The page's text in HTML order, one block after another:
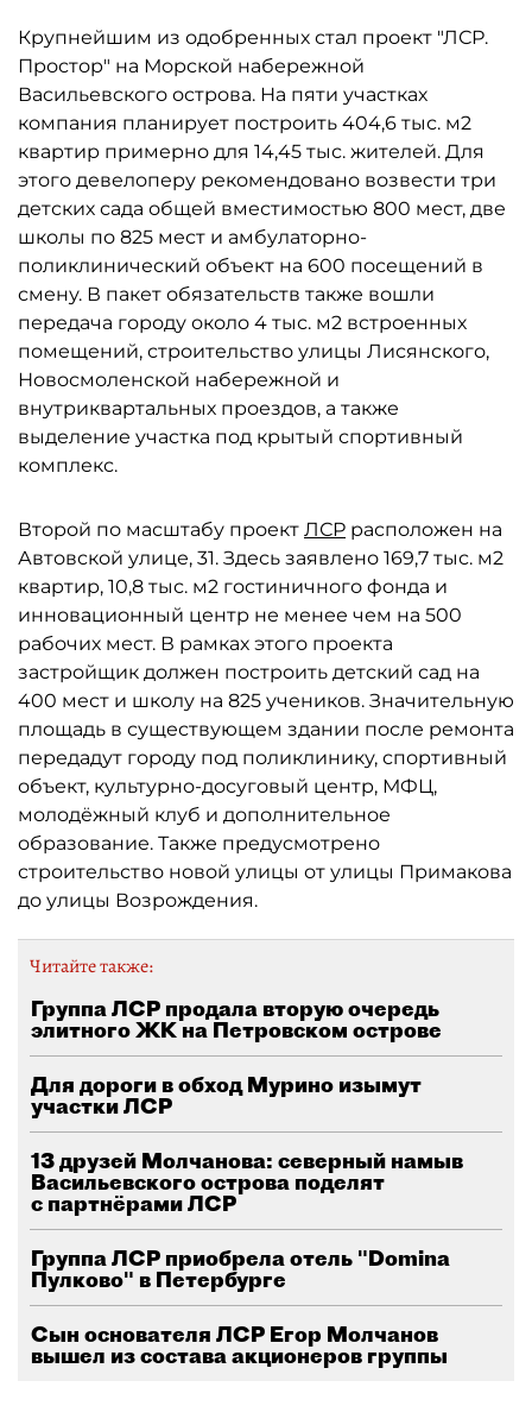
Крупнейшим из одобренных стал проект "ЛСР.
Простор" на Морской набережной
Васильевского острова. На пяти участках
компания планирует построить 404,6 тыс. м2
квартир примерно для 14,45 тыс. жителей. Для
этого девелоперу рекомендовано возвести три
детских сада общей вместимостью 800 мест, две
школы по 825 мест и амбулаторно-
поликлинический объект на 600 посещений в
смену. В пакет обязательств также вошли
передача городу около 4 тыс. м2 встроенных
помещений, строительство улицы Лисянского,
Новосмоленской набережной и
внутриквартальных проездов, а также
выделение участка под крытый спортивный
комплекс.
Второй по масштабу проект ЛСР расположен на
Автовской улице, 31. Здесь заявлено 169,7 тыс. м2
квартир, 10,8 тыс. м2 гостиничного фонда и
инновационный центр не менее чем на 500
рабочих мест. В рамках этого проекта
застройщик должен построить детский сад на
400 мест и школу на 825 учеников. Значительную
площадь в существующем здании после ремонта
передадут городу под поликлинику, спортивный
объект, культурно-досуговый центр, МФЦ,
молодёжный клуб и дополнительное
образование. Также предусмотрено
строительство новой улицы от улицы Примакова
до улицы Возрождения.
Читайте также:
Группа ЛСР продала вторую очередь
элитного ЖК на Петровском острове
Для дороги в обход Мурино изымут
участки ЛСР
13 друзей Молчанова: северный намыв
Васильевского острова поделят
с партнёрами ЛСР
Группа ЛСР приобрела отель "Domina
Пулково" в Петербурге
Сын основателя ЛСР Егор Молчанов
вышел из состава акционеров группы